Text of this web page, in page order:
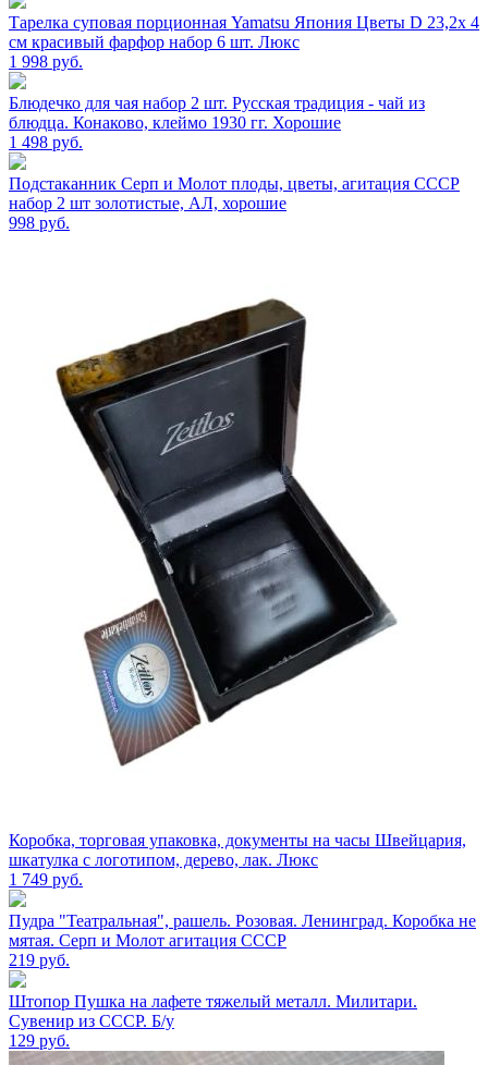
Тарелка суповая порционная Yamatsu Япония Цветы D 23,2х 4
см красивый фарфор набор 6 шт. Люкс
1 998 руб.
Блюдечко для чая набор 2 шт. Русская традиция - чай из
блюдца. Конаково, клеймо 1930 гг. Хорошие
1 498 руб.
Подстаканник Серп и Молот плоды, цветы, агитация СССР
набор 2 шт золотистые, АЛ, хорошие
998 руб.
Коробка, торговая упаковка, документы на часы Швейцария,
шкатулка с логотипом, дерево, лак. Люкс
1 749 руб.
Пудра "Театральная", рашель. Розовая. Ленинград. Коробка не
мятая. Серп и Молот агитация СССР
219 руб.
Штопор Пушка на лафете тяжелый металл. Милитари.
Сувенир из СССР. Б/у
129 руб.